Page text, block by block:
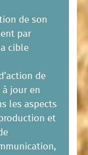
de son
par
cible
de
jour en
les aspects
et